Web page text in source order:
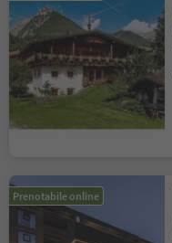
Prenotabile online